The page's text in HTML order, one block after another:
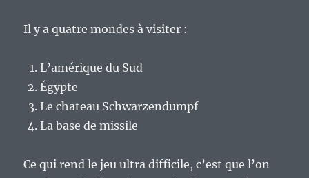
Il y a quatre mondes à visiter :
L’amérique du Sud
Égypte
Le chateau Schwarzendumpf
La base de missile
Ce qui rend le jeu ultra difficile, c’est que l’on